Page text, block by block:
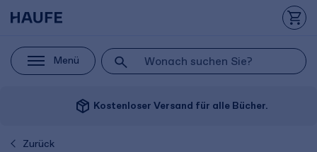
Menü
package_2 Kostenloser Versand für alle Bücher.
Zurück